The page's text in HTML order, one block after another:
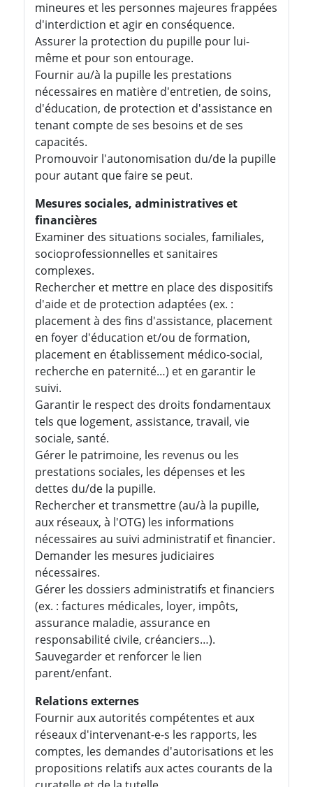
mineures et les personnes majeures frappées
d'interdiction et agir en conséquence.
Assurer la protection du pupille pour lui-
même et pour son entourage.
Fournir au/à la pupille les prestations
nécessaires en matière d'entretien, de soins,
d'éducation, de protection et d'assistance en
tenant compte de ses besoins et de ses
capacités.
Promouvoir l'autonomisation du/de la pupille
pour autant que faire se peut.
Mesures sociales, administratives et
financières
Examiner des situations sociales, familiales,
socioprofessionnelles et sanitaires
complexes.
Rechercher et mettre en place des dispositifs
d'aide et de protection adaptées (ex. :
placement à des fins d'assistance, placement
en foyer d'éducation et/ou de formation,
placement en établissement médico-social,
recherche en paternité…) et en garantir le
suivi.
Garantir le respect des droits fondamentaux
tels que logement, assistance, travail, vie
sociale, santé.
Gérer le patrimoine, les revenus ou les
prestations sociales, les dépenses et les
dettes du/de la pupille.
Rechercher et transmettre (au/à la pupille,
aux réseaux, à l'OTG) les informations
nécessaires au suivi administratif et financier.
Demander les mesures judiciaires
nécessaires.
Gérer les dossiers administratifs et financiers
(ex. : factures médicales, loyer, impôts,
assurance maladie, assurance en
responsabilité civile, créanciers…).
Sauvegarder et renforcer le lien
parent/enfant.
Relations externes
Fournir aux autorités compétentes et aux
réseaux d'intervenant-e-s les rapports, les
comptes, les demandes d'autorisations et les
propositions relatifs aux actes courants de la